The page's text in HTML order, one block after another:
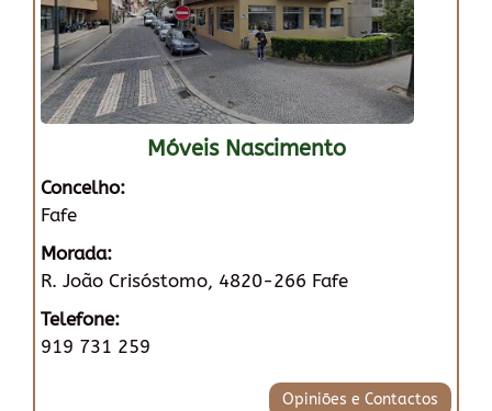
Móveis Nascimento
Concelho:
Fafe
Morada:
R. João Crisóstomo, 4820-266 Fafe
Telefone:
919 731 259
Opiniões e Contactos